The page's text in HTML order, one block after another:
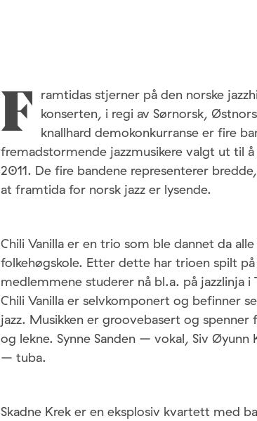
F ramtidas stjerner på den norske
konserten, i regi av Sørnorsk,
knallhard demokonkurranse er fire
fremadstormende jazzmusikere valgt ut til
2011. De fire bandene representerer
at framtida for norsk jazz er lysende.
Chili Vanilla er en trio som ble dannet da
folkehøgskole. Etter dette har trioen spilt
medlemmene studerer nå bl.a. på jazzlinja
Chili Vanilla er selvkomponert og befinner
jazz. Musikken er groovebasert og
og lekne. Synne Sanden – vokal, Siv
– tuba.
Skadne Krek er en eksplosiv kvartett med